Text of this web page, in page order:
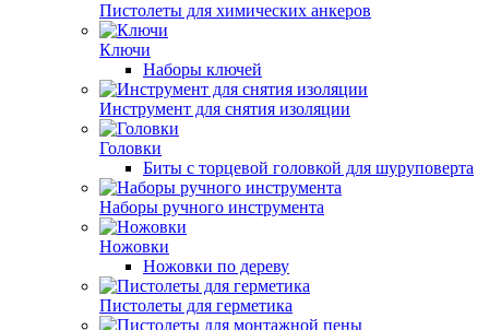
Пистолеты для химических анкеров
Ключи
Наборы ключей
Инструмент для снятия изоляции
Головки
Биты с торцевой головкой для шуруповерта
Наборы ручного инструмента
Ножовки
Ножовки по дереву
Пистолеты для герметика